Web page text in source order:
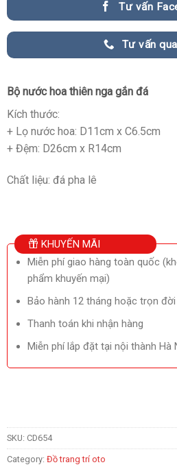
Tư vấn
Tư vấn
Bộ nước hoa thiên nga gắn đá
Kích thước:
+ Lọ nước hoa: D11cm x C6.5cm
+ Đệm: D26cm x R14cm
Chất liệu: đá pha lê
KHUYẾN MÃI
Miễn phí giao hàng toàn quốc
phẩm khuyến mại)
Bảo hành 12 tháng hoặc trọn
Thanh toán khi nhận hàng
Miễn phí lắp đặt tại nội thành Hà
SKU: CD654
Category: Đồ trang trí oto